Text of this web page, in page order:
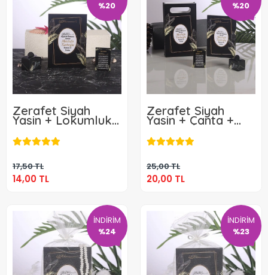
%20
Zerafet Siyah
Yasin + Lokumluk
+ Magnet
17,50 TL
14,00 TL
14,00 TL
%20
Zerafet Siyah
Yasin + Çanta +
Lokumluk +
Magnet
25,00 TL
20,00 TL
20,00 TL
İNDİRİM
%24
İNDİRİM
%23